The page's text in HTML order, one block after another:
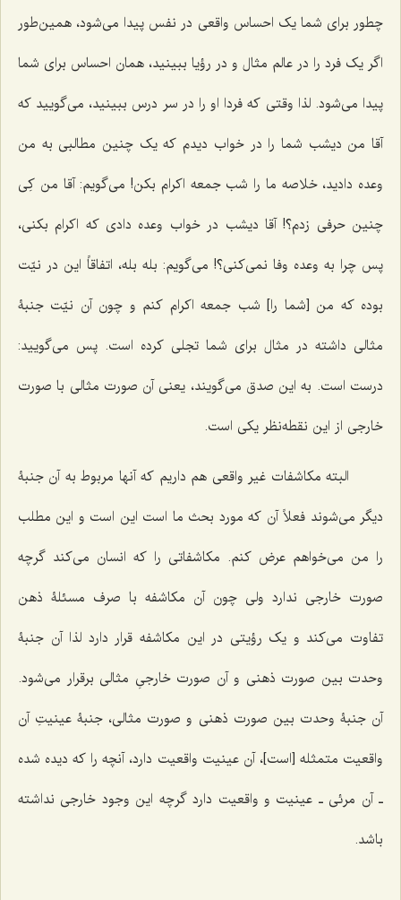
چطور برای شما یک احساس واقعی در نفس پیدا می‌شود، همین‌طور
اگر یک فرد را در عالم مثال و در رؤیا ببینید، همان احساس برای شما
پیدا می‌شود. لذا وقتی که فردا او را در سر درس ببینید، می‌گویید که
آقا من دیشب شما را در خواب دیدم که یک چنین مطالبی به من
وعده دادید، خلاصه ما را شب جمعه اکرام بکن! می‌گویم: آقا من کِی
چنین حرفی زدم؟! آقا دیشب در خواب وعده دادی که اکرام بکنی،
پس چرا به وعده وفا نمی‌کنی؟! می‌گویم: بله بله، اتفاقاً این در نیّت
بوده که من [شما را] شب جمعه اکرام کنم و چون آن نیّت جنبۀ
مثالی داشته در مثال برای شما تجلی کرده است. پس می‌گویید:
درست است. به این صدق می‌گویند، یعنی آن صورت مثالی با صورت
خارجی از این نقطه‌نظر یکی است.
البته مکاشفات غیر واقعی هم داریم که آنها مربوط به آن جنبۀ
دیگر می‌شوند فعلاً آن که مورد بحث ما است این است و این مطلب
را من می‌خواهم عرض کنم. مکاشفاتی را که انسان می‌کند گرچه
صورت خارجی ندارد ولی چون آن مکاشفه با صرف مسئلۀ ذهن
تفاوت می‌کند و یک رؤیتی در این مکاشفه قرار دارد لذا آن جنبۀ
وحدت بین صورت ذهنی و آن صورت خارجیِ مثالی برقرار می‌شود.
آن جنبۀ وحدت بین صورت ذهنی و صورت مثالی، جنبۀ عینیتِ آن
واقعیت متمثله [است]، آن عینیت واقعیت دارد، آنچه را که دیده شده
ـ آن مرئی ـ عینیت و واقعیت دارد گرچه این وجود خارجی نداشته
باشد.